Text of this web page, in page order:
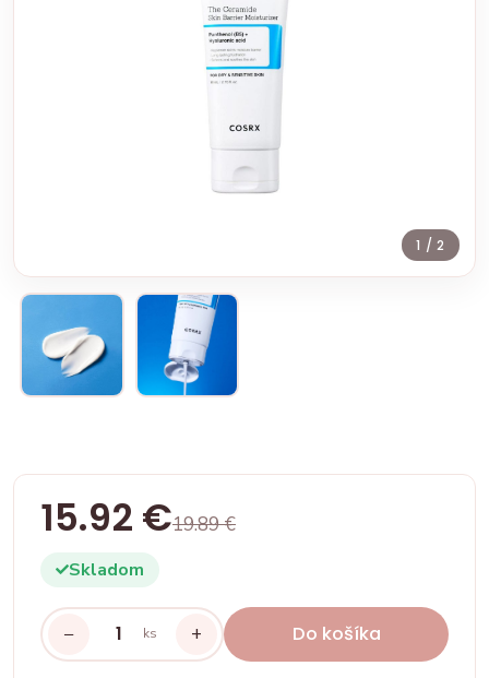
1 / 2
15.92 €19.89 €
Skladom
− ks + Do košíka